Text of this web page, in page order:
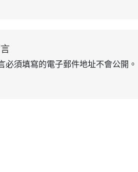
必須填寫的電子郵件地址不會公開。